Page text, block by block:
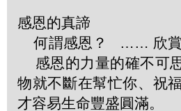
感恩的真諦
何謂感恩？ …… 欣賞
感恩的力量的確不可
物就不斷在幫忙你、祝
才容易生命豐盛圓滿。